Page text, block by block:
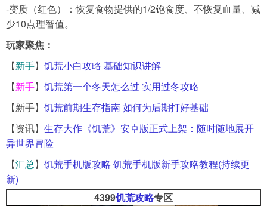
-变质（红色）：恢复食物提供的1/2饱食度、不恢复血量、减
少10点理智值。
玩家聚焦：
【新手】 饥荒小白攻略 基础知识讲解
【新手】 饥荒第一个冬天怎么过 实用过冬攻略
【新手】 饥荒前期生存指南 如何为后期打好基础
【资讯】 生存大作《饥荒》安卓版正式上架：随时随地展开
异世界冒险
【汇总】 饥荒手机版攻略 饥荒手机版新手攻略教程(持续更
新)
4399饥荒攻略专区